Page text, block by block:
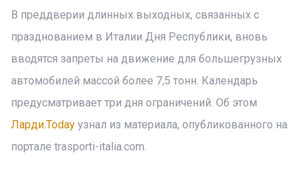
В преддверии длинных выходных, связанных с
празднованием в Италии Дня Республики, вновь
вводятся запреты на движение для большегрузных
автомобилей массой более 7,5 тонн. Календарь
предусматривает три дня ограничений. Об этом
Ларди.Today узнал из материала, опубликованного на
портале trasporti-italia.com.